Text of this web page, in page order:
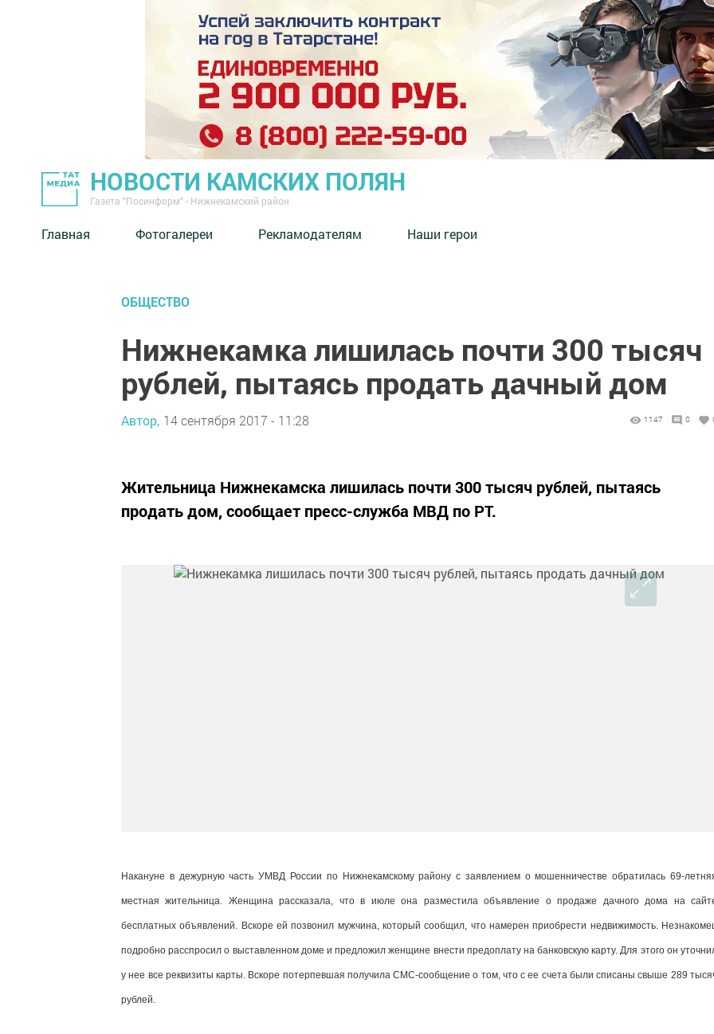
НОВОСТИ КАМСКИХ ПОЛЯН
Газета "Посинформ" - Нижнекамский район
Главная Фотогалереи Рекламодателям Наши герои
ОБЩЕСТВО
Нижнекамка лишилась почти 300 тысяч
рублей, пытаясь продать дачный дом
Автор, 14 сентября 2017 - 11:28 1147 0
Жительница Нижнекамска лишилась почти 300 тысяч рублей, пытаясь
продать дом, сообщает пресс-служба МВД по РТ.
Накануне в дежурную часть УМВД России по Нижнекамскому району с заявлением о мошенничестве обратилась 69-
местная жительница. Женщина рассказала, что в июле она разместила объявление о продаже дачного дома на
бесплатных объявлений. Вскоре ей позвонил мужчина, который сообщил, что намерен приобрести недвижимость.
подробно расспросил о выставленном доме и предложил женщине внести предоплату на банковскую карту. Для этого он
у нее все реквизиты карты. Вскоре потерпевшая получила СМС-сообщение о том, что с ее счета были списаны свыше 289
рублей.